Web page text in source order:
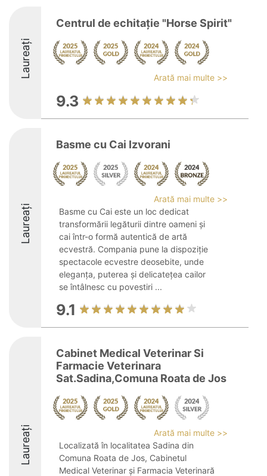
Laureați
Centrul de echitaţie "Horse Spirit"
Arată mai multe >>
9.3
Laureați
Basme cu Cai Izvorani
Arată mai multe >>
Basme cu Cai este un loc dedicat
transformării legăturii dintre oameni și
cai într-o formă autentică de artă
ecvestră. Compania pune la dispoziție
spectacole ecvestre deosebite, unde
eleganța, puterea și delicatețea cailor
se întâlnesc cu povestiri ...
9.1
Laureați
Cabinet Medical Veterinar Si
Farmacie Veterinara
Sat.Sadina,Comuna Roata de Jos
Arată mai multe >>
Localizată în localitatea Sadina din
Comuna Roata de Jos, Cabinetul
Medical Veterinar și Farmacia Veterinară